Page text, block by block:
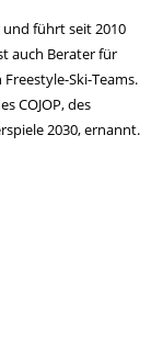
führt seit 2010
auch Berater für
Ski-Teams.
COJOP, des
2030, ernannt.